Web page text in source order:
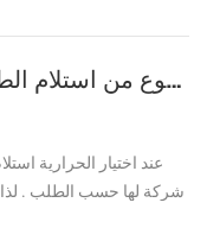
أي نوع من استلام الطابعة الحرارية يجب أن أشتري ؟
عند اختيار الحرارية
شركة لها حسب الطلب . لذا